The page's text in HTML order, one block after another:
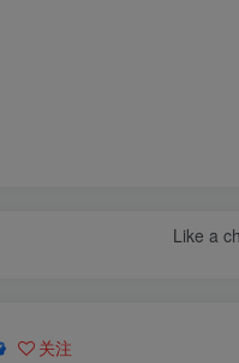
Like a
关注